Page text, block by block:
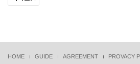
HOME GUIDE AGREEMENT PROVACY